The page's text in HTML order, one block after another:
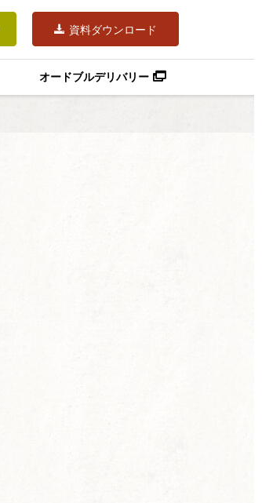
資料ダウンロード
オードブルデリバリー